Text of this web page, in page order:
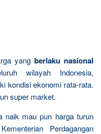
yang berlaku nasional
wilayah Indonesia,
kondisi ekonomi rata-rata.
super market.
naik mau pun harga turun
Perdagangan